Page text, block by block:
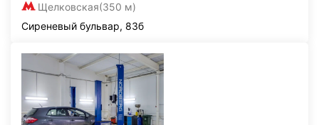
Щелковская(350 м)
Сиреневый бульвар, 83б